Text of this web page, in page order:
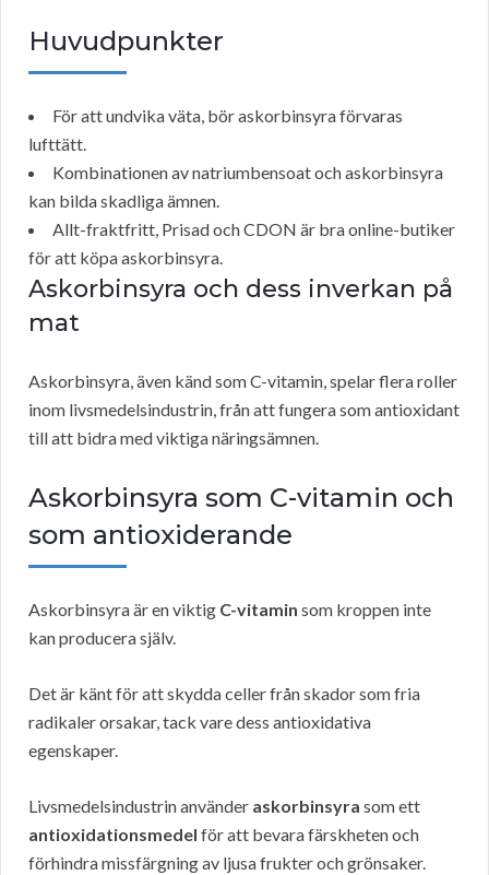
Huvudpunkter
För att undvika väta, bör askorbinsyra förvaras
lufttätt.
Kombinationen av natriumbensoat och askorbinsyra
kan bilda skadliga ämnen.
Allt-fraktfritt, Prisad och CDON är bra online-butiker
för att köpa askorbinsyra.
Askorbinsyra och dess inverkan på
mat
Askorbinsyra, även känd som C-vitamin, spelar flera roller
inom livsmedelsindustrin, från att fungera som antioxidant
till att bidra med viktiga näringsämnen.
Askorbinsyra som C-vitamin och
som antioxiderande
Askorbinsyra är en viktig C-vitamin som kroppen inte
kan producera själv.
Det är känt för att skydda celler från skador som fria
radikaler orsakar, tack vare dess antioxidativa
egenskaper.
Livsmedelsindustrin använder askorbinsyra som ett
antioxidationsmedel för att bevara färskheten och
förhindra missfärgning av ljusa frukter och grönsaker.